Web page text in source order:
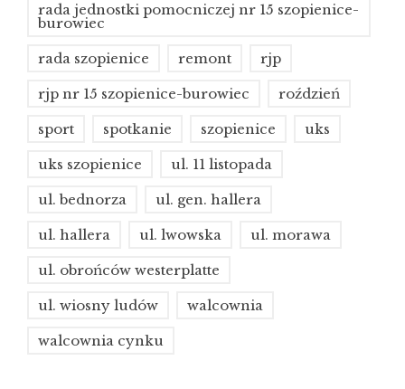
rada jednostki pomocniczej nr 15 szopienice-
burowiec
rada szopienice remont rjp
rjp nr 15 szopienice-burowiec roździeń
sport spotkanie szopienice uks
uks szopienice ul. 11 listopada
ul. bednorza ul. gen. hallera
ul. hallera ul. lwowska ul. morawa
ul. obrońców westerplatte
ul. wiosny ludów walcownia
walcownia cynku